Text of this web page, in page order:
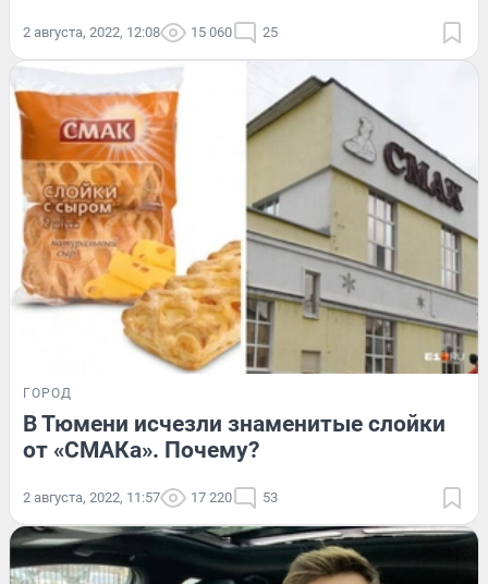
2 августа, 2022, 12:08 15 060 25
ГОРОД
В Тюмени исчезли знаменитые слойки
от «СМАКа». Почему?
2 августа, 2022, 11:57 17 220 53